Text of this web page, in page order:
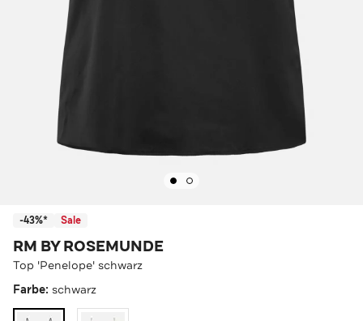
-43%* Sale
RM BY ROSEMUNDE
Top 'Penelope' schwarz
Farbe: schwarz